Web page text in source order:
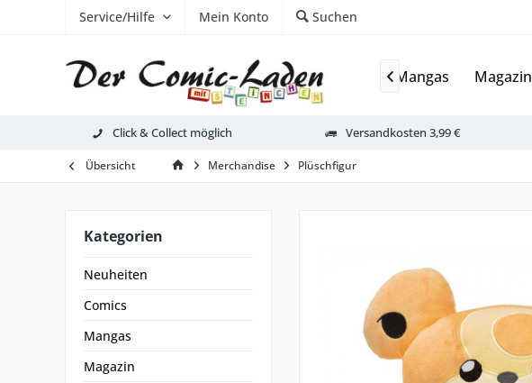
Service/Hilfe Mein Konto Suchen
Neuheiten Comics Mangas Magazin

Click & Collect möglich Versandkosten 3,99 €
Übersicht Merchandise Plüschfigur
Kategorien
Neuheiten
Comics
Mangas
Magazin